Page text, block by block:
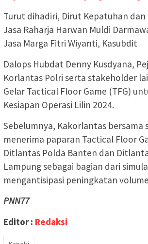
Turut dihadiri, Dirut Kepatuhan dan
Jasa Raharja Harwan Muldi
Jasa Marga Fitri Wiyanti, Kasubdit
Dalops Hubdat Denny Kusdyana,
Korlantas Polri serta stakeholder
Gelar Tactical Floor Game (TFG)
Kesiapan Operasi Lilin 2024.
Sebelumnya, Kakorlantas bersama
menerima paparan Tactical Floor
Ditlantas Polda Banten dan
Lampung sebagai bagian dari
mengantisipasi peningkatan
PNN77
Editor : Redaksi